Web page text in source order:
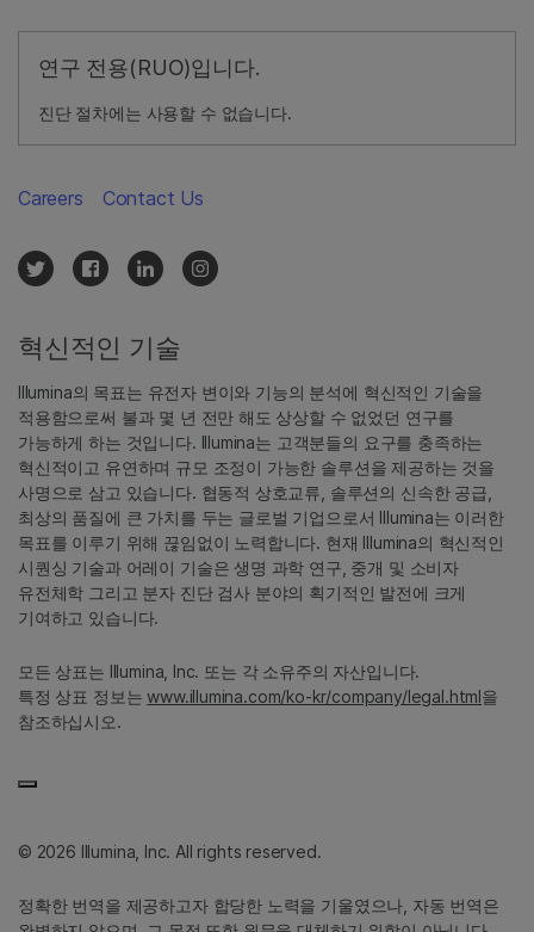
연구 전용(RUO)입니다.
진단 절차에는 사용할 수 없습니다.
정확한 번역을 제공하고자 합당한 노력을 기울였으나, 자동 번역은
혁신적인 기술
Illumina의 목표는 유전자 변이와 기능의 분석에 혁신적인 기술을
적용함으로써 불과 몇 년 전만 해도 상상할 수 없었던 연구를
가능하게 하는 것입니다. Illumina는 고객분들의 요구를 충족하는
혁신적이고 유연하며 규모 조정이 가능한 솔루션을 제공하는 것을
사명으로 삼고 있습니다. 협동적 상호교류, 솔루션의 신속한 공급,
최상의 품질에 큰 가치를 두는 글로벌 기업으로서 Illumina는 이러한
목표를 이루기 위해 끊임없이 노력합니다. 현재 Illumina의 혁신적인
시퀀싱 기술과 어레이 기술은 생명 과학 연구, 중개 및 소비자
유전체학 그리고 분자 진단 검사 분야의 획기적인 발전에 크게
기여하고 있습니다.
모든 상표는 Illumina, Inc. 또는 각 소유주의 자산입니다.
특정 상표 정보는www.illumina.com/ko-kr/company/legal.html을
참조하십시오.
Careers Contact Us
© 2026 Illumina, Inc. All rights reserved.